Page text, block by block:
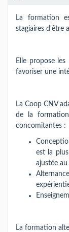
La formation
stagiaires d'être
Elle propose
favoriser une
La Coop CNV
de la
concomitantes :
est la
ajustée
La formation